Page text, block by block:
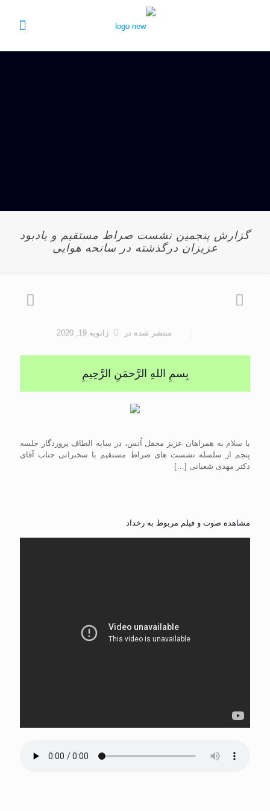
گزارش پنجمین نشست صراط مستقیم و یادبود
عزیزان درگذشته در سانحه هوایی
منتشر شده در ژانویه 19, 2020
بِسمِ اللهِ الرَّحمَنِ الرَّحِيمِ
با سلام به همراهان عزیز محفل اُنس، در سایه الطاف پروردگار جلسه
پنجم از سلسله نشست های صراط مستقیم با سخنرانی جناب آقای
دکتر مهدی شعبانی […]
مشاهده صوت و فیلم مربوط به رخداد